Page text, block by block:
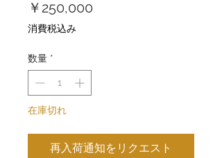
￥250,000
消費税込み
数量 *
在庫切れ
再入荷通知をリクエスト